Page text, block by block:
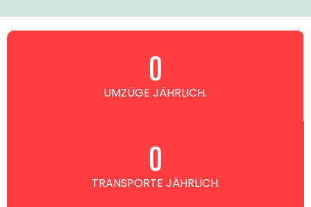
UMZÜGE JÄHRLICH.
0
TRANSPORTE JÄHRLICH.
0